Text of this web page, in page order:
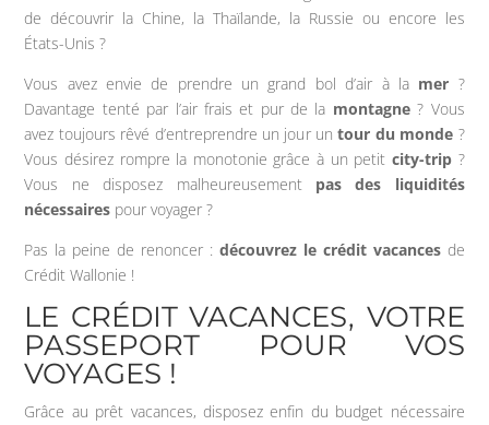
de découvrir la Chine, la Thaïlande, la Russie ou encore les
États-Unis ?
Vous avez envie de prendre un grand bol d’air à la mer ?
Davantage tenté par l’air frais et pur de la montagne? Vous
avez toujours rêvé d’entreprendre un jour untour du monde ?
Vous désirez rompre la monotonie grâce à un petit city-trip?
Vous ne disposez malheureusement pas des liquidités
nécessaires pour voyager ?
Pas la peine de renoncer : découvrez le crédit vacancesde
Crédit Wallonie !
LE CRÉDIT VACANCES, VOTRE
PASSEPORT POUR VOS
VOYAGES !
Grâce au prêt vacances, disposez enfin du budget nécessaire